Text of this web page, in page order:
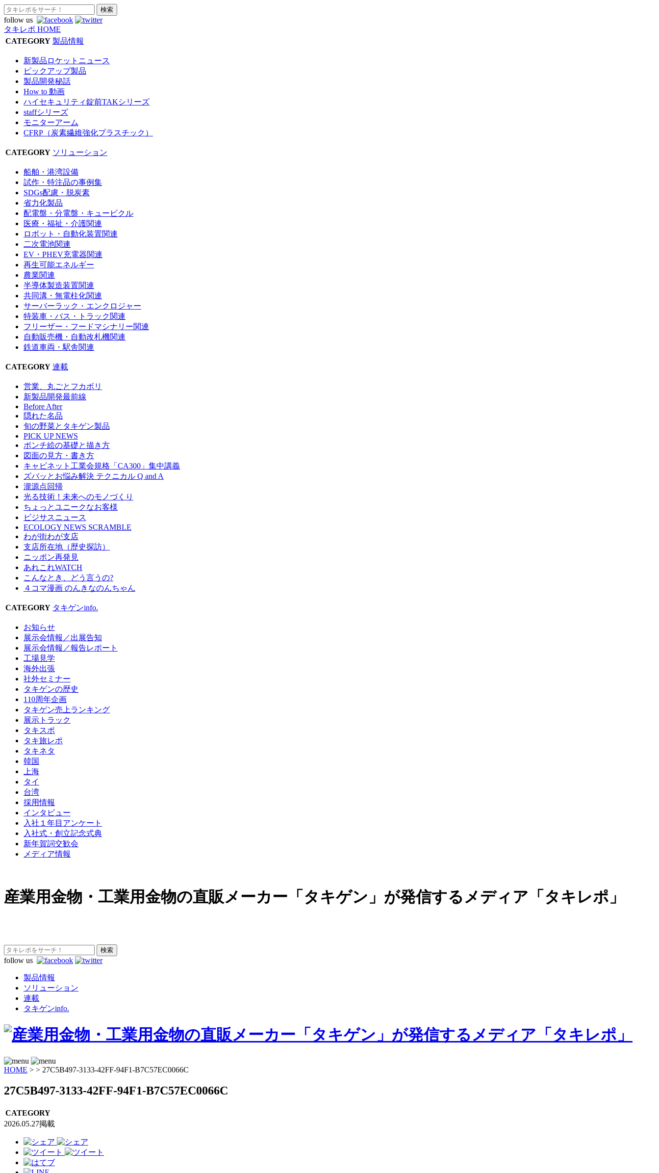
follow us
タキレポ HOME
CATEGORY 製品情報
新製品ロケットニュース
ピックアップ製品
製品開発秘話
How to 動画
ハイセキュリティ錠前TAKシリーズ
staffシリーズ
モニターアーム
CFRP（炭素繊維強化プラスチック）
CATEGORY ソリューション
船舶・港湾設備
試作・特注品の事例集
SDGs配慮・脱炭素
省力化製品
配電盤・分電盤・キュービクル
医療・福祉・介護関連
ロボット・自動化装置関連
二次電池関連
EV・PHEV充電器関連
再生可能エネルギー
農業関連
半導体製造装置関連
共同溝・無電柱化関連
サーバーラック・エンクロジャー
特装車・バス・トラック関連
フリーザー・フードマシナリー関連
自動販売機・自動改札機関連
鉄道車両・駅舎関連
CATEGORY 連載
営業、丸ごとフカボリ
新製品開発最前線
Before After
隠れた名品
旬の野菜とタキゲン製品
PICK UP NEWS
ポンチ絵の基礎と描き方
図面の見方・書き方
キャビネット工業会規格「CA300」集中講義
ズバッとお悩み解決 テクニカル Q and A
瀧源点回帰
光る技術！未来へのモノづくり
ちょっとユニークなお客様
ビジサスニュース
ECOLOGY NEWS SCRAMBLE
わが街わが支店
支店所在地（歴史探訪）
ニッポン再発見
あれこれWATCH
こんなとき、どう言うの?
４コマ漫画 のんきなのんちゃん
CATEGORY タキゲンinfo.
お知らせ
展示会情報／出展告知
展示会情報／報告レポート
工場見学
海外出張
社外セミナー
タキゲンの歴史
110周年企画
タキゲン売上ランキング
展示トラック
タキスポ
タキ旅レポ
タキネタ
韓国
上海
タイ
台湾
採用情報
インタビュー
入社１年目アンケート
入社式・創立記念式典
新年賀詞交歓会
メディア情報
産業用金物・工業用金物の直販メーカー「タキゲン」が発信するメディア「タキレポ」
follow us
製品情報
ソリューション
連載
タキゲンinfo.
HOME > > 27C5B497-3133-42FF-94F1-B7C57EC0066C
27C5B497-3133-42FF-94F1-B7C57EC0066C
CATEGORY
2026.05.27掲載